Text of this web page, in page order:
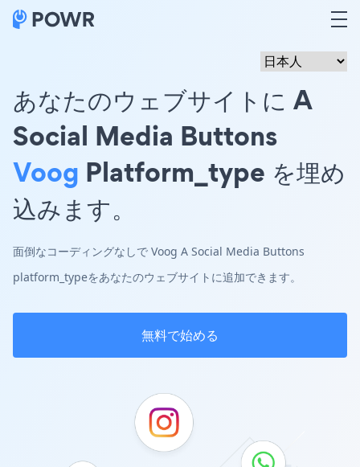
あなたのウェブサイトに A
Social Media Buttons
Voog Platform_type を埋め
込みます。
面倒なコーディングなしで Voog A Social Media Buttons
platform_typeをあなたのウェブサイトに追加できます。
無料で始める